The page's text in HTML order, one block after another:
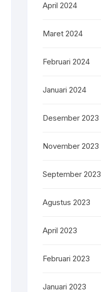
April 2024
Maret 2024
Februari 2024
Januari 2024
Desember 2023
November 2023
September 2023
Agustus 2023
April 2023
Februari 2023
Januari 2023